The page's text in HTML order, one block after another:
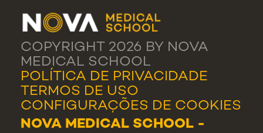
COPYRIGHT 2026 BY NOVA
MEDICAL SCHOOL
POLÍTICA DE PRIVACIDADE
TERMOS DE USO
CONFIGURAÇÕES DE COOKIES
NOVA MEDICAL SCHOOL -